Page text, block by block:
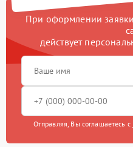
При оформлении
действует
Отправляя, Вы соглашаетесь с